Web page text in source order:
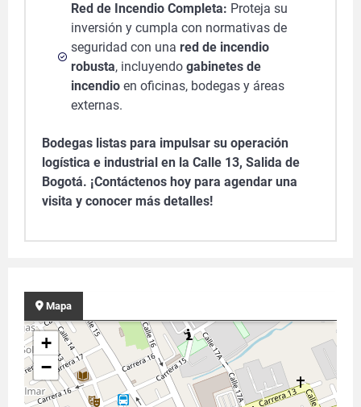
Red de Incendio Completa: Proteja su
inversión y cumpla con normativas de
seguridad con una red de incendio
robusta, incluyendo gabinetes de
incendio en oficinas, bodegas y áreas
externas.
Bodegas listas para impulsar su operación
logística e industrial en la Calle 13, Salida de
Bogotá. ¡Contáctenos hoy para agendar una
visita y conocer más detalles!
Mapa
+
−